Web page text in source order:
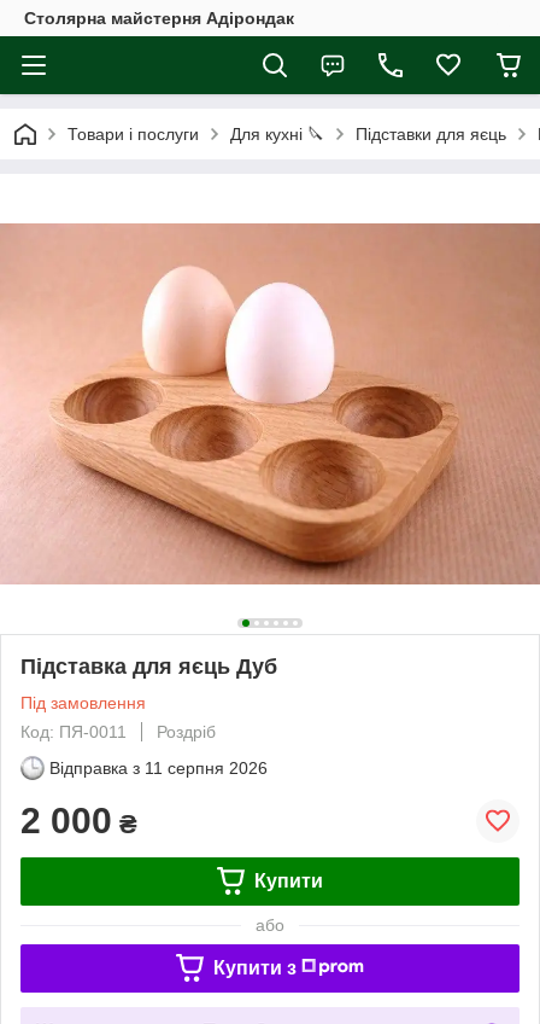
Столярна майстерня Адірондак
Товари і послуги Для кухні 🔪 Підставки для яєць
Підставка для яєць Дуб
Під замовлення
Код: ПЯ-0011
Роздріб
Відправка з 11 серпня 2026
2 000 ₴
Купити
або
Купити з